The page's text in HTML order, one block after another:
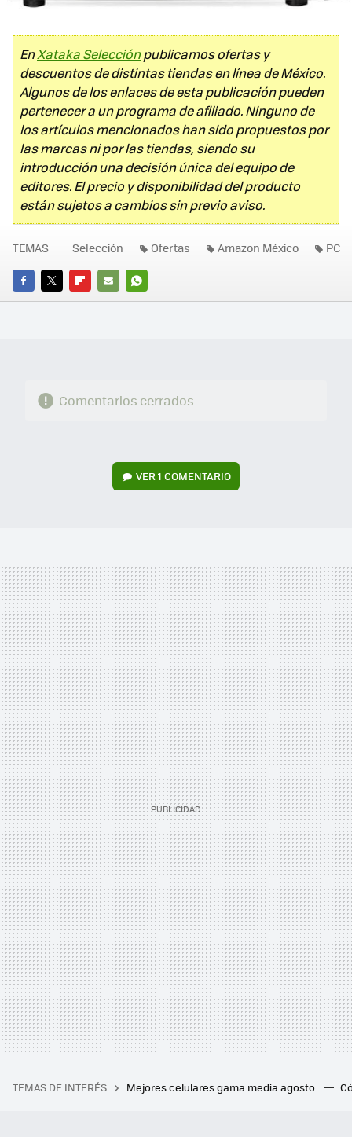
EnXataka Selecciónpublicamos ofertas y
descuentos de distintas tiendas en línea de México.
Algunos de los enlaces de esta publicación pueden
pertenecer a un programa de afiliado. Ninguno de
los artículos mencionados han sido propuestos por
las marcas ni por las tiendas, siendo su
introducción una decisión única del equipo de
editores. El precio y disponibilidad del producto
están sujetos a cambios sin previo aviso.
FACEBOOK
TWITTERFLIPBOARD
E-
WHATSAPP
TEMAS Selección Ofertas Amazon México PC
Comentarios cerrados
VER1 COMENTARIO
TEMAS DE INTERÉS Mejores celulares gama media agosto